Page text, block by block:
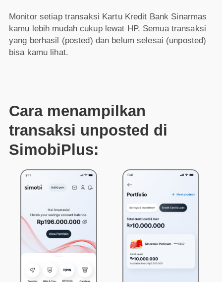
Monitor setiap transaksi Kartu Kredit Bank Sinarmas
kamu lebih mudah cukup lewat HP. Semua transaksi
yang berhasil (posted) dan belum selesai (unposted)
bisa kamu lihat.
Cara menampilkan
transaksi unposted di
SimobiPlus: